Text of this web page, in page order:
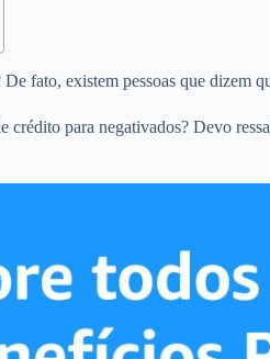
fato, existem pessoas que dizem
para negativados? Devo